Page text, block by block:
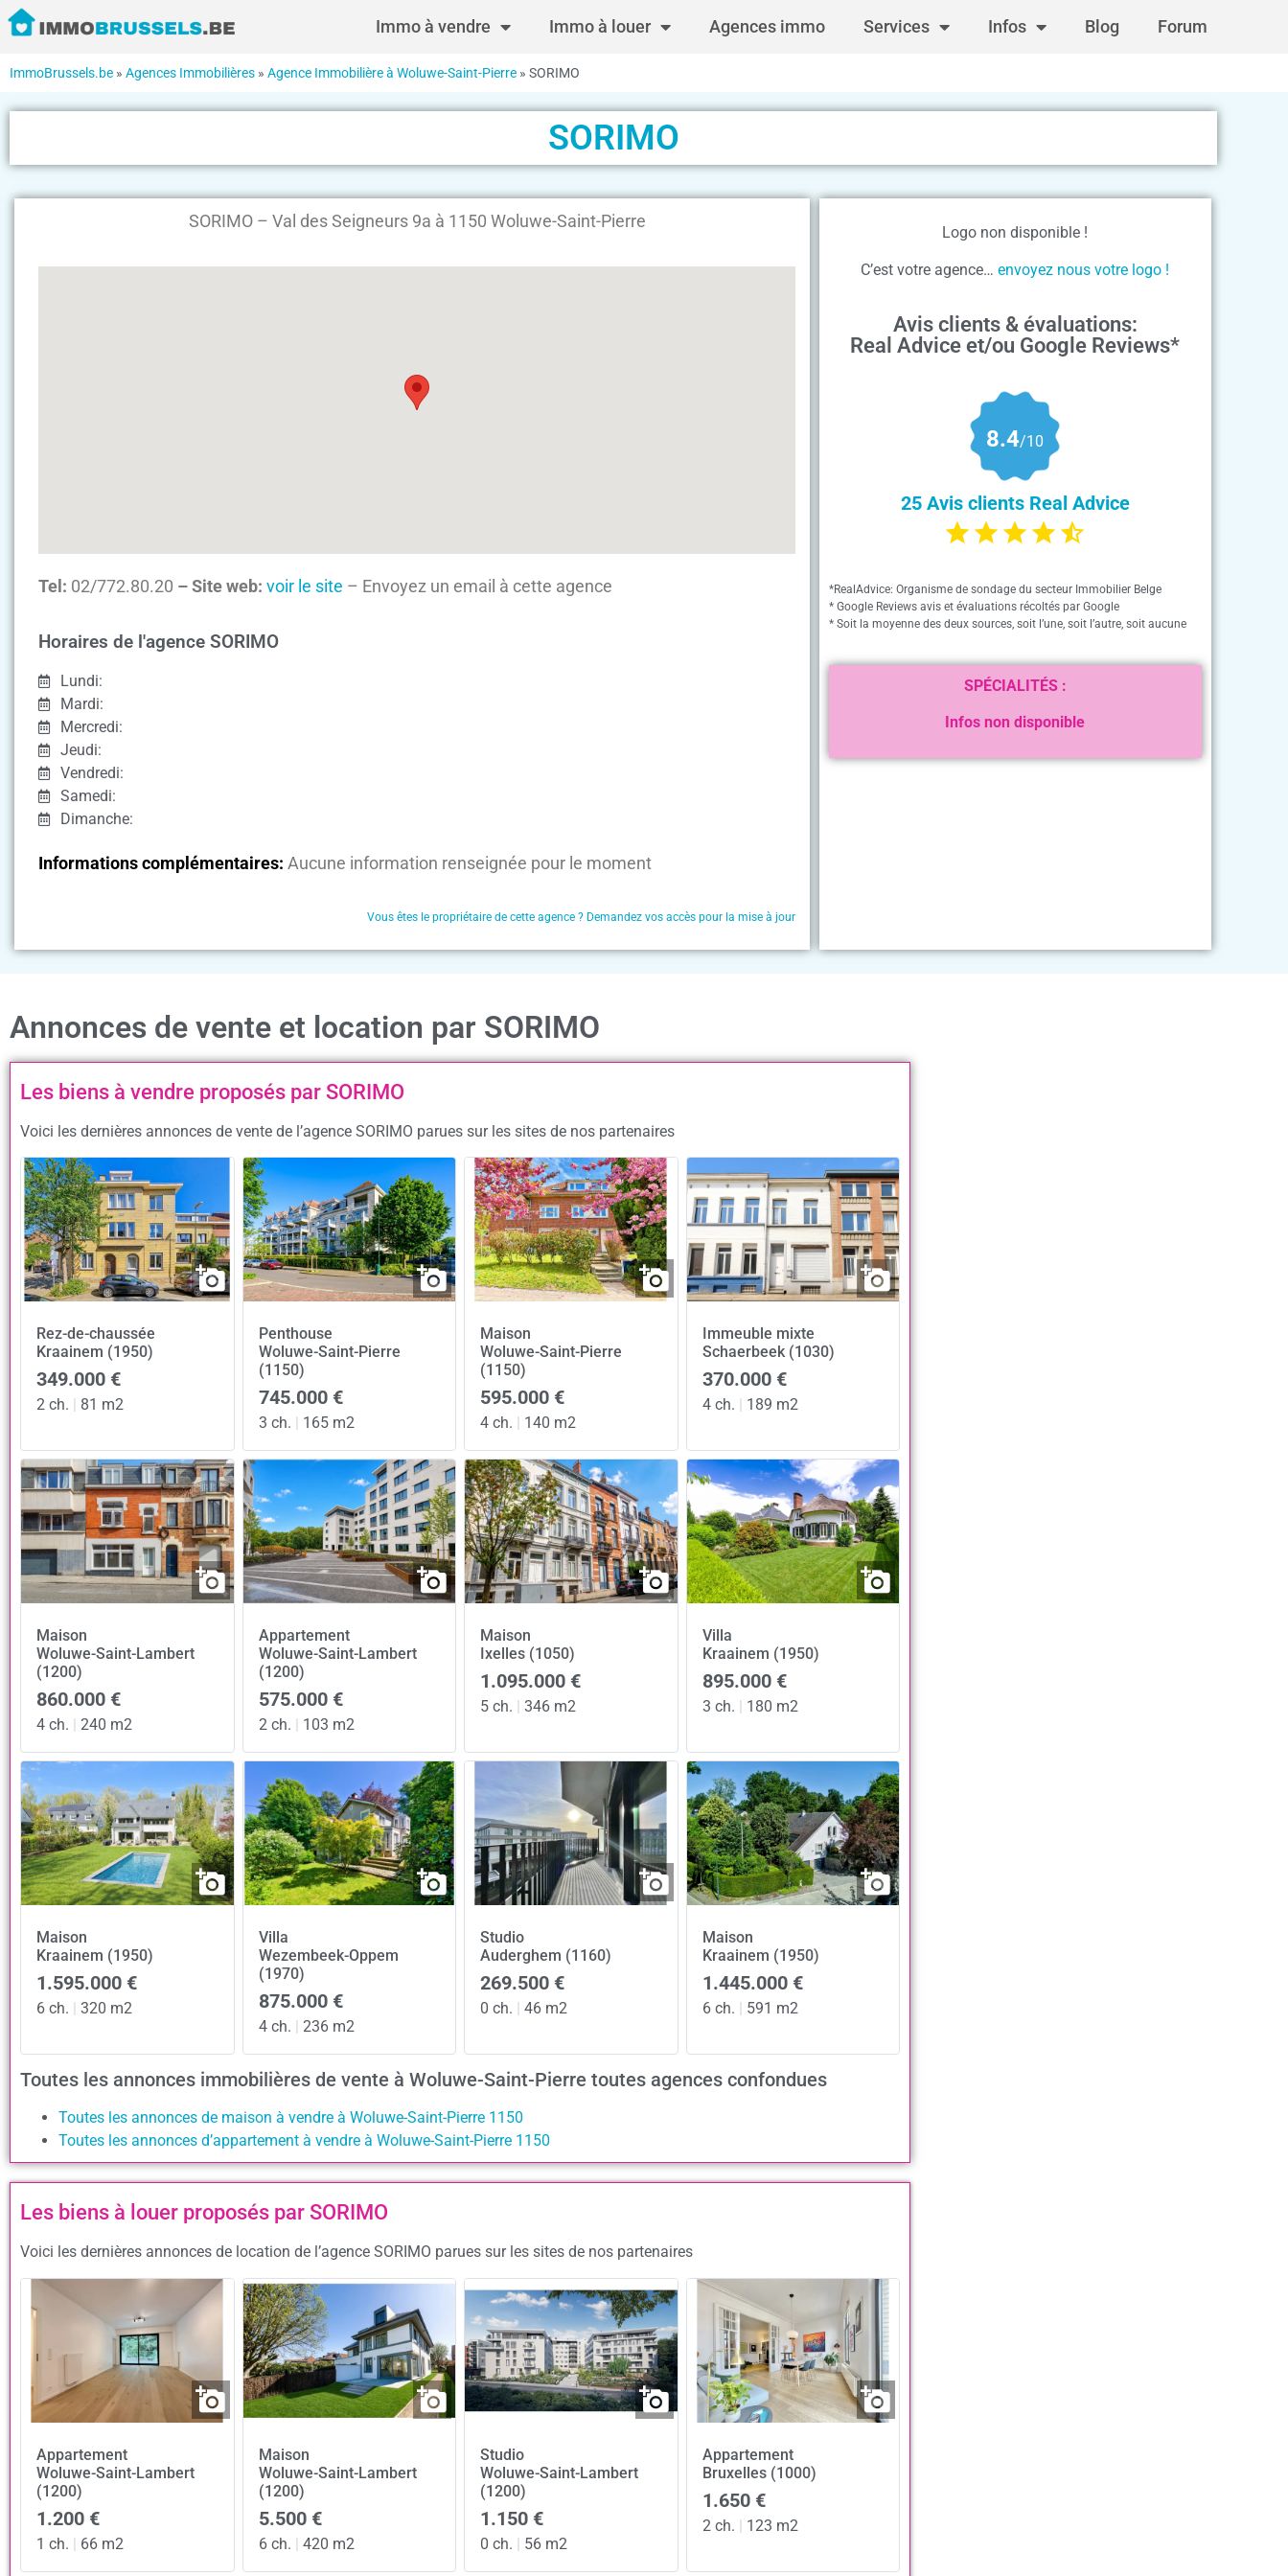
Immo à vendre Immo à louer Agences immo Services Infos Blog Forum
ImmoBrussels.be » Agences Immobilières » Agence Immobilière à Woluwe-Saint-Pierre » SORIMO
SORIMO
SORIMO – Val des Seigneurs 9a à 1150 Woluwe-Saint-Pierre
Tel: 02/772.80.20 – Site web: voir le site – Envoyez un email à cette agence
Horaires de l'agence SORIMO
Lundi:
Mardi:
Mercredi:
Jeudi:
Vendredi:
Samedi:
Dimanche:
Informations complémentaires: Aucune information renseignée pour le moment
Vous êtes le propriétaire de cette agence ? Demandez vos accès pour la mise à jour
Logo non disponible !
C’est votre agence…envoyez nous votre logo !
Avis clients & évaluations:
Real Advice et/ou Google Reviews*
8.4/10
25 Avis clients Real Advice
*RealAdvice: Organisme de sondage du secteur Immobilier Belge
* Google Reviews avis et évaluations récoltés par Google
* Soit la moyenne des deux sources, soit l’une, soit l’autre, soit aucune
SPÉCIALITÉS :
Infos non disponible
Annonces de vente et location par SORIMO
Les biens à vendre proposés par SORIMO
Voici les dernières annonces de vente de l’agence SORIMO parues sur les sites de nos partenaires
Rez-de-chaussée
Kraainem (1950)
349.000 €
2 ch. | 81 m2
Penthouse
Woluwe-Saint-Pierre
(1150)
745.000 €
3 ch. | 165 m2
Maison
Woluwe-Saint-Pierre
(1150)
595.000 €
4 ch. | 140 m2
Immeuble mixte
Schaerbeek (1030)
370.000 €
4 ch. | 189 m2
Maison
Woluwe-Saint-Lambert
(1200)
860.000 €
4 ch. | 240 m2
Appartement
Woluwe-Saint-Lambert
(1200)
575.000 €
2 ch. | 103 m2
Maison
Ixelles (1050)
1.095.000 €
5 ch. | 346 m2
Villa
Kraainem (1950)
895.000 €
3 ch. | 180 m2
Maison
Kraainem (1950)
1.595.000 €
6 ch. | 320 m2
Villa
Wezembeek-Oppem
(1970)
875.000 €
4 ch. | 236 m2
Studio
Auderghem (1160)
269.500 €
0 ch. | 46 m2
Maison
Kraainem (1950)
1.445.000 €
6 ch. | 591 m2
Toutes les annonces immobilières de vente à Woluwe-Saint-Pierre toutes agences confondues
Toutes les annonces de maison à vendre à Woluwe-Saint-Pierre 1150
Toutes les annonces d’appartement à vendre à Woluwe-Saint-Pierre 1150
Les biens à louer proposés par SORIMO
Voici les dernières annonces de location de l’agence SORIMO parues sur les sites de nos partenaires
Appartement
Woluwe-Saint-Lambert
(1200)
1.200 €
1 ch. | 66 m2
Maison
Woluwe-Saint-Lambert
(1200)
5.500 €
6 ch. | 420 m2
Studio
Woluwe-Saint-Lambert
(1200)
1.150 €
0 ch. | 56 m2
Appartement
Bruxelles (1000)
1.650 €
2 ch. | 123 m2